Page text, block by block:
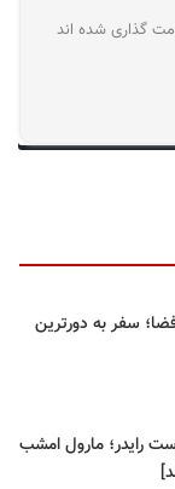
گذاری شده اند
سفر به دورترین
رایدر؛ مارول امشب